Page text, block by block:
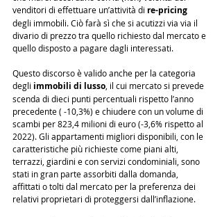
venditori di effettuare un’attività di re-pricing
degli immobili. Ciò farà sì che si acutizzi via via il
divario di prezzo tra quello richiesto dal mercato e
quello disposto a pagare dagli interessati.
Questo discorso è valido anche per la categoria
degli immobili di lusso , il cui mercato si prevede
scenda di dieci punti percentuali rispetto l’anno
precedente ( -10,3%) e chiudere con un volume di
scambi per 823,4 milioni di euro (-3,6% rispetto al
2022). Gli appartamenti migliori disponibili, con le
caratteristiche più richieste come piani alti,
terrazzi, giardini e con servizi condominiali, sono
stati in gran parte assorbiti dalla domanda,
affittati o tolti dal mercato per la preferenza dei
relativi proprietari di proteggersi dall’inflazione.